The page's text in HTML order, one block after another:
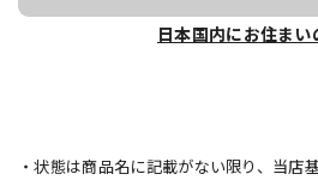
日本国内にお住まい
・状態は商品名に記載がない限り、当店